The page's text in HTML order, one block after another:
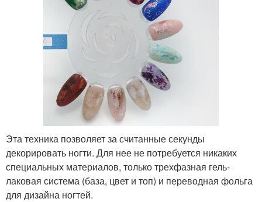
Эта техника позволяет за считанные секунды
декорировать ногти. Для нее не потребуется никаких
специальных материалов, только трехфазная гель-
лаковая система (база, цвет и топ) и переводная фольга
для дизайна ногтей.